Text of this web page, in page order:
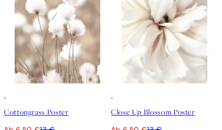
Cottongrass Poster Close Up Blossom Poster